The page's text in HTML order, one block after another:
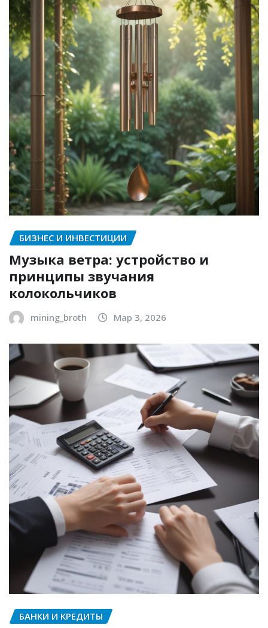
БИЗНЕС И ИНВЕСТИЦИИ
Музыка ветра: устройство и
принципы звучания
колокольчиков
mining_broth Мар 3, 2026
БАНКИ И КРЕДИТЫ